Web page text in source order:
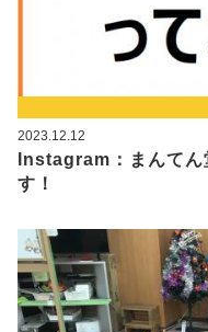
2023.12.12
Instagram：まんてん
す！